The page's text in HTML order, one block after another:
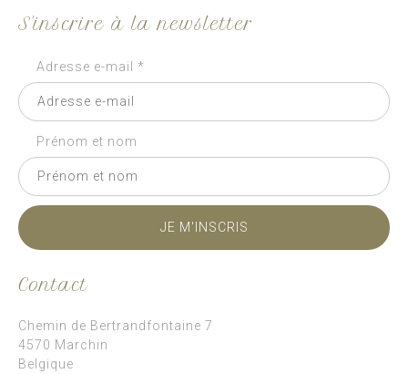
S'inscrire à la newsletter
Adresse e-mail *
Prénom et nom
Contact
Chemin de Bertrandfontaine 7
4570 Marchin
Belgique